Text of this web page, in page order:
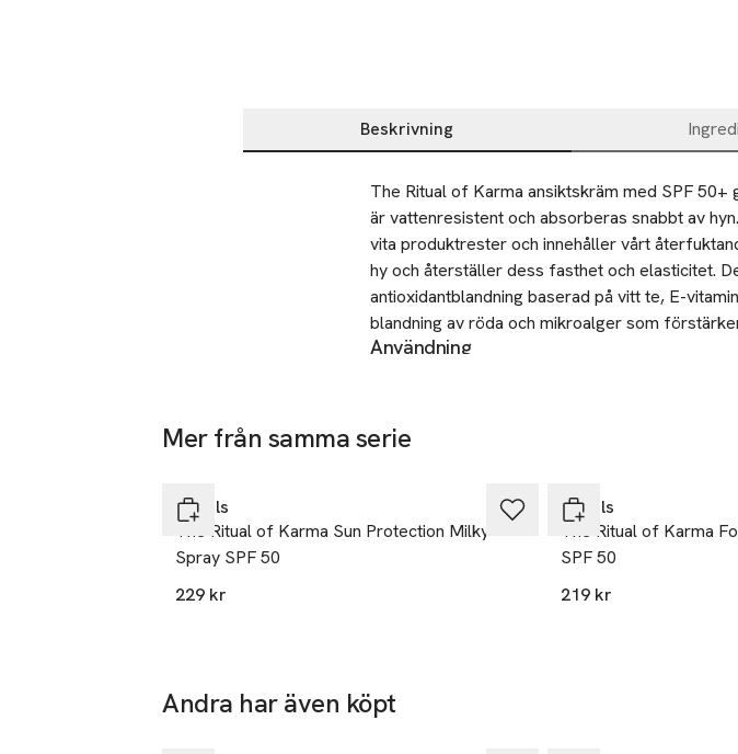
Beskrivning
Beskrivning
The Ritual of Karma ansiktskräm med SPF
är vattenresistent och absorberas snabbt av
vita produktrester och innehåller vårt
hy och återställer dess fasthet och elasticitet.
antioxidantblandning baserad på vitt te, E-
blandning av röda och mikroalger som
regelbundet för att skydda ansiktet mot
Användning
handduk.
Mer från samma serie
Rituals
The Ritual of Karma Sun Protection Milky
Spray SPF 50
229 kr
Rituals
The Ritual of Karma
SPF 50
219 kr
Andra har även köpt